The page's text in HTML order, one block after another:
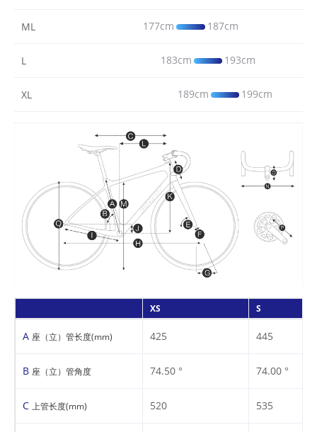
ML 177cm 187cm
L 183cm 193cm
XL 189cm 199cm
XS S
A 座（立）管长度(mm) 425 445
B 座（立）管角度 74.50 ° 74.00 °
C 上管长度(mm) 520 535